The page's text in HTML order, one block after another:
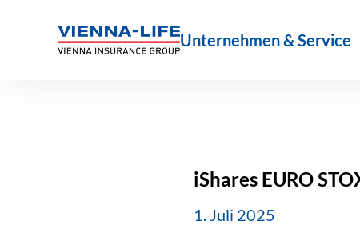
Unternehmen & Service
iShares EURO
1. Juli 2025